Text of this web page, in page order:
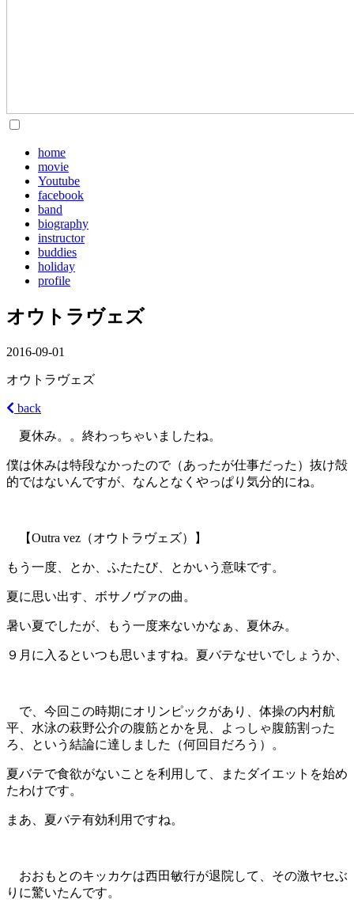
home
movie
Youtube
facebook
band
biography
instructor
buddies
holiday
profile
オウトラヴェズ
2016-09-01
オウトラヴェズ
back
夏休み。。終わっちゃいましたね。
僕は休みは特段なかったので（あったが仕事だった）抜け殻
的ではないんですが、なんとなくやっぱり気分的にね。
【Outra vez（オウトラヴェズ）】
もう一度、とか、ふたたび、とかいう意味です。
夏に思い出す、ボサノヴァの曲。
暑い夏でしたが、もう一度来ないかなぁ、夏休み。
９月に入るといつも思いますね。夏バテなせいでしょうか、
で、今回この時期にオリンピックがあり、体操の内村航
平、水泳の萩野公介の腹筋とかを見、よっしゃ腹筋割った
ろ、という結論に達しました（何回目だろう）。
夏バテで食欲がないことを利用して、またダイエットを始め
たわけです。
まあ、夏バテ有効利用ですね。
おおもとのキッカケは西田敏行が退院して、その激ヤセぶ
りに驚いたんです。